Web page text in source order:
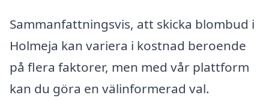
Sammanfattningsvis, att skicka blombud i
Holmeja kan variera i kostnad beroende
på flera faktorer, men med vår plattform
kan du göra en välinformerad val.